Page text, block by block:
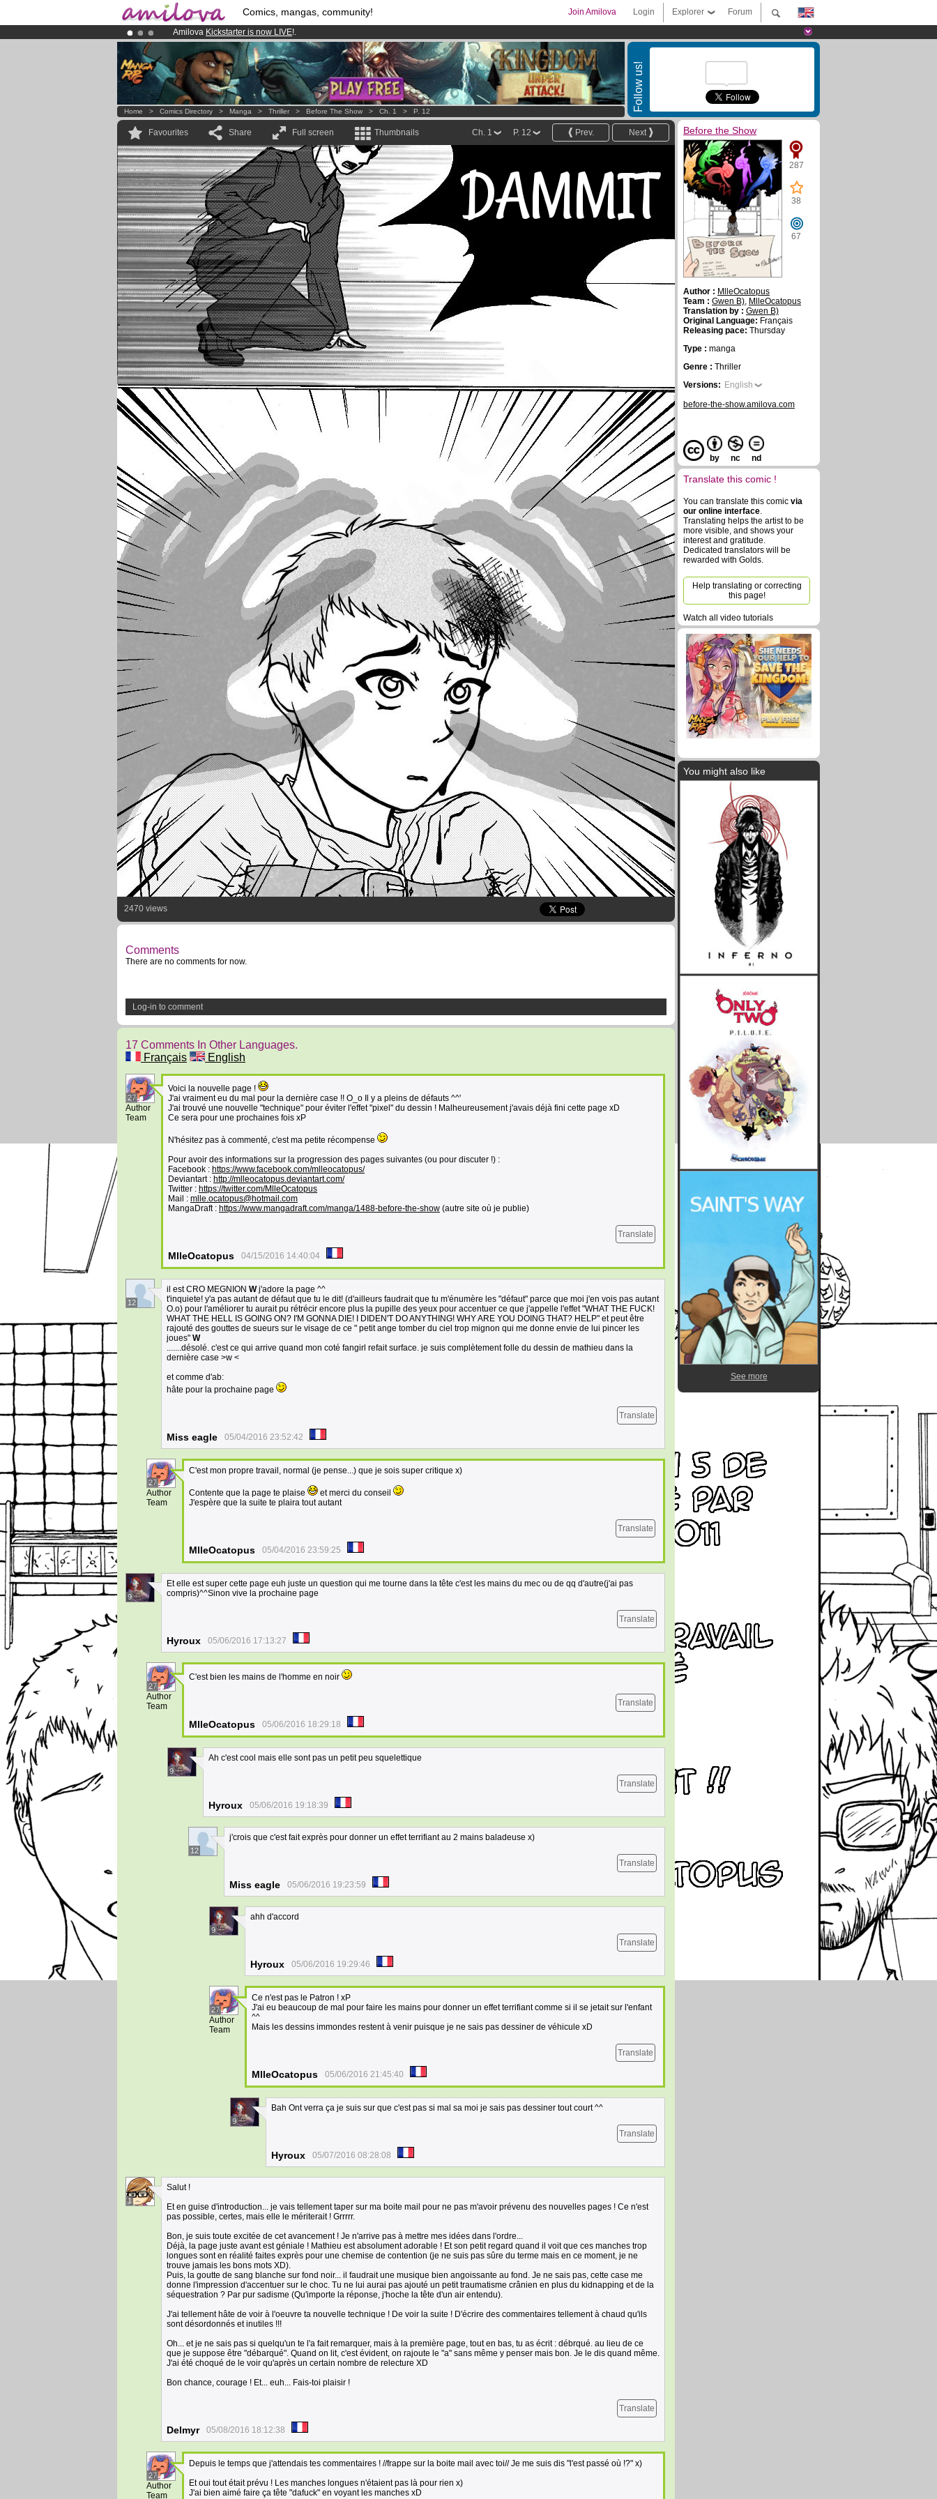
Comics, mangas, community! Forum
Explorer
Login
Join Amilova
Amilova Kickstarter is now LIVE!.
Premium membership from3.95 eurosper month !Get membership now
Already 134393membersand 1208 comics & mangas!.
Follow us!
Home > Comics Directory > Manga > Thriller > Before The Show > Ch. 1 > P. 12
Favourites Share Full screen Thumbnails Next
Prev.
P. 12
Ch. 1
DAMMIT
2470 views
Comments
There are no comments for now.
Log-in to comment
17 Comments In Other Languages.
Français
English
27
Author
Team
Voici la nouvelle page !
J'ai vraiment eu du mal pour la dernière case !! O_o Il y a pleins de défauts ^^'
J'ai trouvé une nouvelle "technique" pour éviter l'effet "pixel" du dessin ! Malheureusement j'avais déjà fini cette page xD
Ce sera pour une prochaines fois xP
N'hésitez pas à commenté, c'est ma petite récompense
Pour avoir des informations sur la progression des pages suivantes (ou pour discuter !) :
Facebook : https://www.facebook.com/mlleocatopus/
Deviantart : http://mlleocatopus.deviantart.com/
Twitter : https://twitter.com/MlleOcatopus
Mail : mlle.ocatopus@hotmail.com
MangaDraft : https://www.mangadraft.com/manga/1488-before-the-show (autre site où je publie)
Translate
MlleOcatopus 04/15/2016 14:40:04
12
il est CRO MEGNION Wj'adore la page ^^
t'inquiete! y'a pas autant de défaut que tu le dit! (d'ailleurs faudrait que tu m'énumère les "défaut" parce que moi j'en vois pas autant
O.o) pour l'améliorer tu aurait pu rétrécir encore plus la pupille des yeux pour accentuer ce que j'appelle l'effet "WHAT THE FUCK!
WHAT THE HELL IS GOING ON? I'M GONNA DIE! I DIDEN'T DO ANYTHING! WHY ARE YOU DOING THAT? HELP" et peut être
rajouté des gouttes de sueurs sur le visage de ce " petit ange tomber du ciel trop mignon qui me donne envie de lui pincer les
joues" W
.......désolé. c'est ce qui arrive quand mon coté fangirl refait surface. je suis complètement folle du dessin de mathieu dans la
dernière case >w <
et comme d'ab:
hâte pour la prochaine page
Translate
Miss eagle 05/04/2016 23:52:42
27
Author
Team
C'est mon propre travail, normal (je pense...) que je sois super critique x)
Contente que la page te plaise
et merci du conseil
J'espère que la suite te plaira tout autant
Translate
MlleOcatopus 05/04/2016 23:59:25
9
Et elle est super cette page euh juste un question qui me tourne dans la tête c'est les mains du mec ou de qq d'autre(j'ai pas
compris)^^Sinon vive la prochaine page
Translate
Hyroux 05/06/2016 17:13:27
27
Author
Team
C'est bien les mains de l'homme en noir
Translate
MlleOcatopus 05/06/2016 18:29:18
9
Ah c'est cool mais elle sont pas un petit peu squelettique
Translate
Hyroux 05/06/2016 19:18:39
12
j'crois que c'est fait exprès pour donner un effet terrifiant au 2 mains baladeuse x)
Translate
Miss eagle 05/06/2016 19:23:59
9
ahh d'accord
Translate
Hyroux 05/06/2016 19:29:46
27
Author
Team
Ce n'est pas le Patron ! xP
J'ai eu beaucoup de mal pour faire les mains pour donner un effet terrifiant comme si il se jetait sur l'enfant
^^
Mais les dessins immondes restent à venir puisque je ne sais pas dessiner de véhicule xD
Translate
MlleOcatopus 05/06/2016 21:45:40
9
Bah Ont verra ça je suis sur que c'est pas si mal sa moi je sais pas dessiner tout court ^^
Translate
Hyroux 05/07/2016 08:28:08
1
Salut !
Et en guise d'introduction... je vais tellement taper sur ma boite mail pour ne pas m'avoir prévenu des nouvelles pages ! Ce n'est
pas possible, certes, mais elle le mériterait ! Grrrrr.
Bon, je suis toute excitée de cet avancement ! Je n'arrive pas à mettre mes idées dans l'ordre...
Déjà, la page juste avant est géniale ! Mathieu est absolument adorable ! Et son petit regard quand il voit que ces manches trop
longues sont en réalité faites exprès pour une chemise de contention (je ne suis pas sûre du terme mais en ce moment, je ne
trouve jamais les bons mots XD).
Puis, la goutte de sang blanche sur fond noir... il faudrait une musique bien angoissante au fond. Je ne sais pas, cette case me
donne l'impression d'accentuer sur le choc. Tu ne lui aurai pas ajouté un petit traumatisme crânien en plus du kidnapping et de la
séquestration ? Par pur sadisme (Qu'importe la réponse, j'hoche la tête d'un air entendu).
J'ai tellement hâte de voir à l'oeuvre ta nouvelle technique ! De voir la suite ! D'écrire des commentaires tellement à chaud qu'ils
sont désordonnés et inutiles !!!
Oh... et je ne sais pas si quelqu'un te l'a fait remarquer, mais à la première page, tout en bas, tu as écrit : débrqué. au lieu de ce
que je suppose être "débarqué". Quand on lit, c'est évident, on rajoute le "a" sans même y penser mais bon. Je le dis quand même.
J'ai été choqué de le voir qu'après un certain nombre de relecture XD
Bon chance, courage ! Et... euh... Fais-toi plaisir !
Translate
Delmyr 05/08/2016 18:12:38
27
Author
Team
Depuis le temps que j'attendais tes commentaires ! //frappe sur la boite mail avec toi// Je me suis dis "l'est passé où !?" x)
Et oui tout était prévu ! Les manches longues n'étaient pas là pour rien x)
J'ai bien aimé faire ça tête "dafuck" en voyant les manches xD
Before the Show
287
38
67
Author : MlleOcatopus
Team : Gwen B), MlleOcatopus
Translation by : Gwen B)
Original Language: Français
Releasing pace: Thursday
Type : manga
Genre : Thriller
Versions: English
before-the-show.amilova.com
by nc nd
Translate this comic !
You can translate this comic via
our online interface.
Translating helps the artist to be
more visible, and shows your
interest and gratitude.
Dedicated translators will be
rewarded with Golds.
Help translating or correcting
this page!
Watch all video tutorials
You might also like
See more